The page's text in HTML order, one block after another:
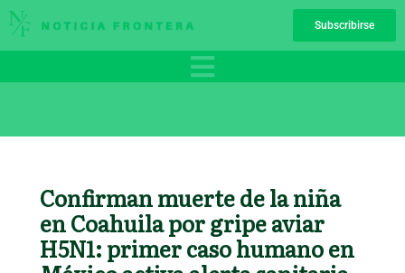
Ir
al
Subscribirse
Confirman muerte de la niña
en Coahuila por gripe aviar
H5N1: primer caso humano en